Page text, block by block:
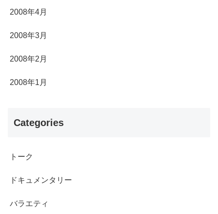
2008年4月
2008年3月
2008年2月
2008年1月
Categories
トーク
ドキュメンタリー
バラエティ